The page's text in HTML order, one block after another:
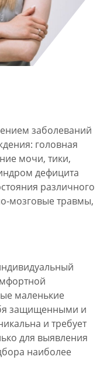
заболеваний
головная
мочи, тики,
дефицита
различного
мозговые травмы,
маленькие
защищенными и
и требует
для выявления
наиболее